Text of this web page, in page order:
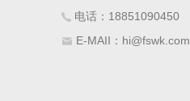
电话：18851090450
E-MAII：hi@fswk.com